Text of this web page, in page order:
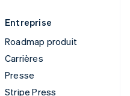
Entreprise
Roadmap produit
Carrières
Presse
Stripe Press